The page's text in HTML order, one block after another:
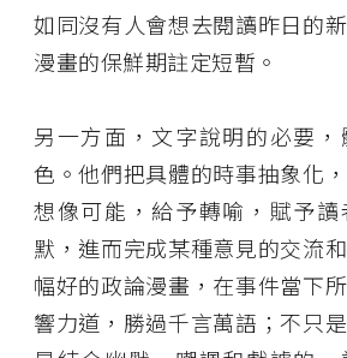
如同沒有人會想去閱讀昨日的
漫畫的保鮮期註定短暫。
另一方面，文字說明的必要
色。他們把具體的時事抽象化
想像可能，給予轉喻，賦予
默，進而完成某種意見的交流
幅好的政論漫畫，在事件當下
響力道，勝過千言萬語；不只